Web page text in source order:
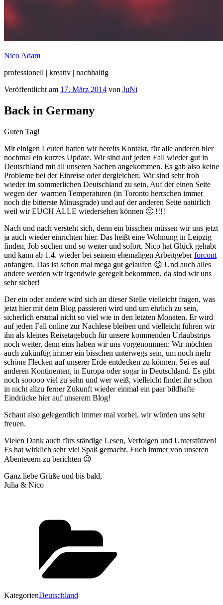
Nico Adam
professionell | kreativ | nachhaltig
Veröffentlicht am 17. März 2014 von JuNi
Back in Germany
Guten Tag!
Mit einigen Leuten hatten wir bereits Kontakt, für alle anderen hier
nochmal ein kurzes Update. Wir sind auf jeden Fall wieder gut in
Deutschland mit all unseren Sachen angekommen. Es gab also keine
Probleme bei der Einreise oder dergleichen. Wir sind sehr froh
wieder im sommerlichen Deutschland zu sein. Auf der einen Seite
wegen der warmen Temperaturen (in Toronto herrschen immer
noch die bitterste Minusgrade) und auf der anderen Seite natürlich
weil wir EUCH ALLE wiedersehen können 🙂 !!!!
Nach und nach versteht sich, denn ein bisschen müssen wir uns jetzt
ja auch wieder einrichten hier. Das heißt eine Wohnung in Leipzig
finden, Job suchen und so weiter und sofort. Nico hat Glück gehabt
und kann ab 1.4. wieder bei seinem ehemaligen Arbeitgeberforcont
anfangen. Das ist schon mal mega gut gelaufen 😉 Und auch alles
andere werden wir irgendwie geregelt bekommen, da sind wir uns
sehr sicher!
Der ein oder andere wird sich an dieser Stelle vielleicht fragen, was
jetzt hier mit dem Blog passieren wird und um ehrlich zu sein,
sicherlich erstmal nicht so viel wie in den letzten Monaten. Er wird
auf jeden Fall online zur Nachlese bleiben und vielleicht führen wir
ihn als kleines Reisetagebuch für unsere kommenden Urlaubstrips
noch weiter, denn eins haben wir uns vorgenommen: Wir möchten
auch zukünftig immer ein bisschen unterwegs sein, um noch mehr
schöne Flecken auf unserer Erde entdecken zu können. Sei es auf
anderen Kontinenten, in Europa oder sogar in Deutschland. Es gibt
noch sooooo viel zu sehn und wer weiß, vielleicht findet ihr schon
in nicht allzu ferner Zukunft wieder einmal ein paar bildhafte
Eindrücke hier auf unserem Blog!
Schaut also gelegentlich immer mal vorbei, wir würden uns sehr
freuen.
Vielen Dank auch fürs ständige Lesen, Verfolgen und Unterstützen!
Es hat wirklich sehr viel Spaß gemacht, Euch immer von unseren
Abenteuern zu berichten 😉
Ganz liebe Grüße und bis bald,
Julia & Nico
KategorienDeutschland